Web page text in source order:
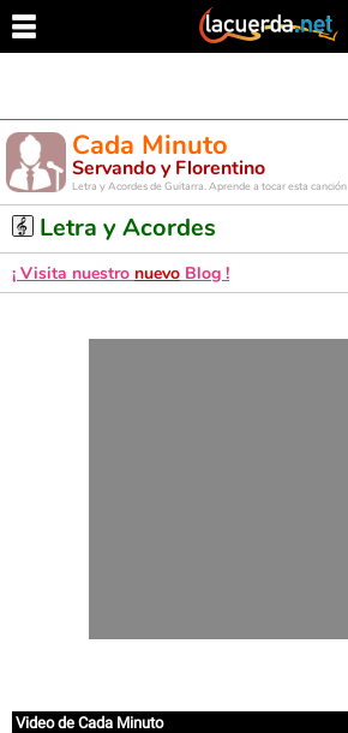
Cada Minuto
Servando y Florentino
Letra y Acordes de Guitarra. Aprende a tocar esta canción
Letra y Acordes
¡ Visita nuestro nuevo Blog !
Video de Cada Minuto